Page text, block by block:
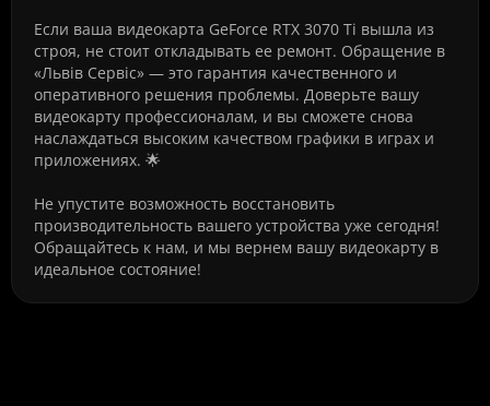
Если ваша видеокарта GeForce RTX 3070 Ti вышла из
строя, не стоит откладывать ее ремонт. Обращение в
«Львів Сервіс» — это гарантия качественного и
оперативного решения проблемы. Доверьте вашу
видеокарту профессионалам, и вы сможете снова
наслаждаться высоким качеством графики в играх и
приложениях. 🌟
Не упустите возможность восстановить
производительность вашего устройства уже сегодня!
Обращайтесь к нам, и мы вернем вашу видеокарту в
идеальное состояние!